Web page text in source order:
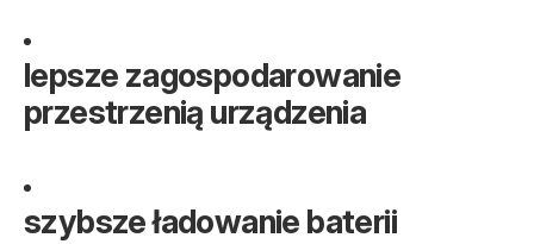
lepsze zagospodarowanie
przestrzenią urządzenia
szybsze ładowanie baterii